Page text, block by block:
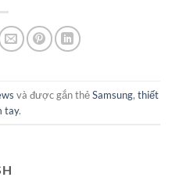
và được gắn thẻSamsung, thiết
tay.